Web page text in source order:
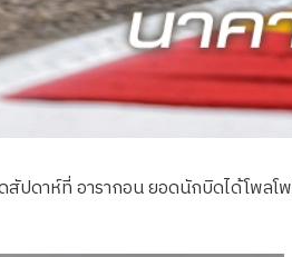
ปดาห์ที่ อารากอน ยอดนักบิดได้โพล